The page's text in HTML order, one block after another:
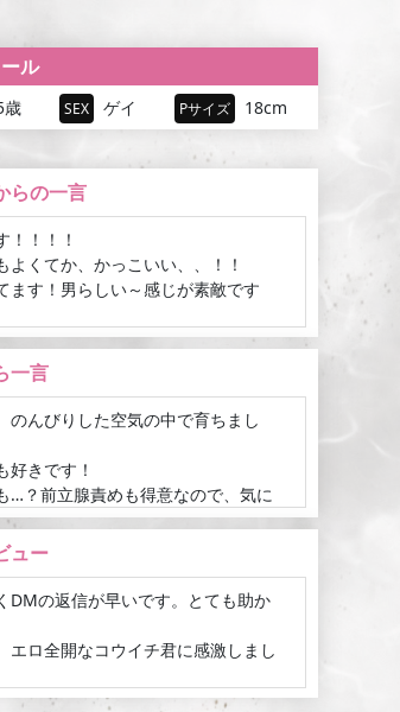
ル
歳 SEX ゲイ Pサイズ 18cm
らの一言
！！！
くてか、かっこいい、、！！
ます！男らしい～感じが素敵です
い時、ドーンと大きい胸で迎え入れ
ちゃいます！エッチなこと大好き
ください！
です///18センチ////こんな大きいの
てください。プレイも全部可能！ス
せんね♪
ります！
で猫を飼われてる方は一度当店ま
一言
んびりした空気の中で育ちまし
きです！
…？前立腺責めも得意なので、気に
しく求め合うのも大好きです！！
くなれる時間を一緒に楽しみまし
まりでは恋人みたいに自然な時間
す！エロいことが好きな方、ぜひ
ュー
DMの返信が早いです。とても助か
エロ全開なコウイチ君に感激しまし
、一緒に食事するのが楽しみです!!(T